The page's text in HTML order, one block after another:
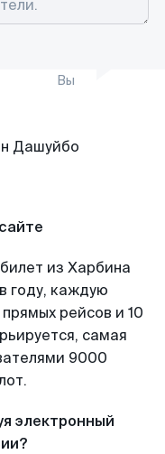
Вы
из Харбина
году, каждую
рейсов и 10
самая
9000
электронный